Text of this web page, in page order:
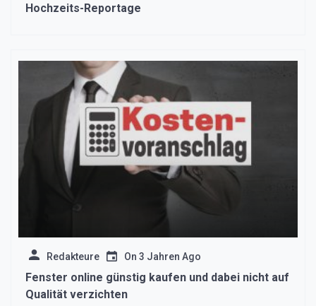
Hochzeits-Reportage
Redakteure On 3 Jahren Ago
Fenster online günstig kaufen und dabei nicht auf
Qualität verzichten